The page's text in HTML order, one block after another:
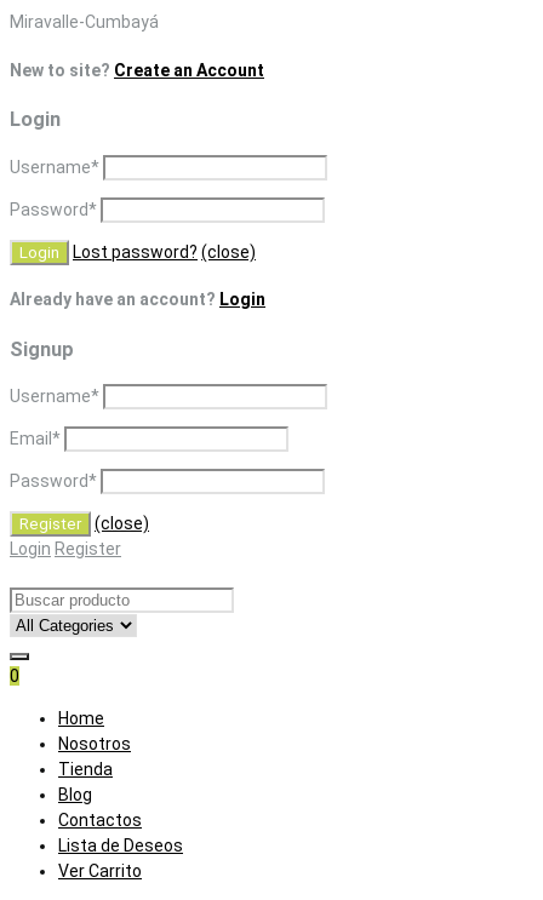
Skip
content
Miravalle-Cumbayá
New to site? Create an Account
Login
Username*
Password*
Lost password? (close)
Already have an account? Login
Signup
Username*
Email *
Password*
(close)
Login Register
0
Skip
content
Home
Nosotros
Tienda
Blog
Contactos
Lista de Deseos
Ver Carrito